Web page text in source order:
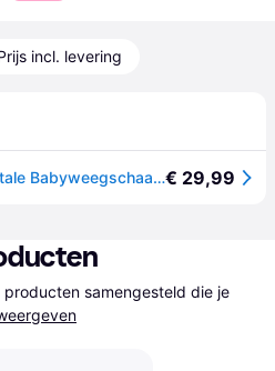
incl. levering
LIONELO BabyBalance Digitale Babyweegschaal tot 20 kg, Nauwkeurig tot 5 g€ 29,99
samengesteld die je